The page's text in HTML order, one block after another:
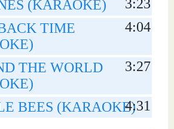
(KARAOKE)
3:23
TIME
4:04
THE WORLD
3:27
BEES (KARAOKE)4:31